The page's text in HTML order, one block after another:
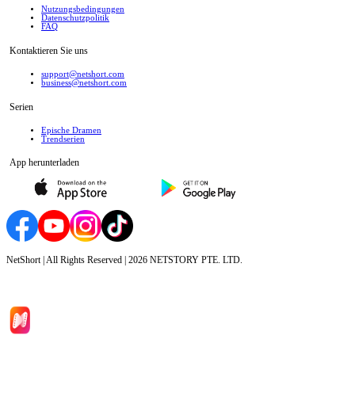
Nutzungsbedingungen
Datenschutzpolitik
FAQ
Kontaktieren Sie uns
support@netshort.com
business@netshort.com
Serien
Epische Dramen
Trendserien
App herunterladen
NetShort | All Rights Reserved | 2026 NETSTORY PTE. LTD.